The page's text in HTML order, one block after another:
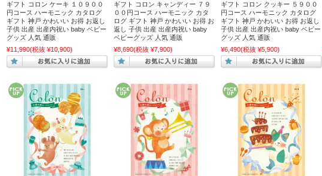
ギフト コロン ケーキ １０９００
円コース ハーモニック カタログ
ギフト 神戸 かわいい お得 お返し
子供 出産 出産内祝い baby ベビー
グッズ 人気 通販
¥11,990(税抜 ¥10,900)
ギフト コロン キャンディー ７９
００円コース ハーモニック カタ
ログ ギフト 神戸 かわいい お得 お
返し 子供 出産 出産内祝い baby
ベビーグッズ 人気 通販
¥8,690(税抜 ¥7,900)
ギフト コロン クッキー ５９００
円コース ハーモニック カタログ
ギフト 神戸 かわいい お得 お返し
子供 出産 出産内祝い baby ベビー
グッズ 人気 通販
¥6,490(税抜 ¥5,900)